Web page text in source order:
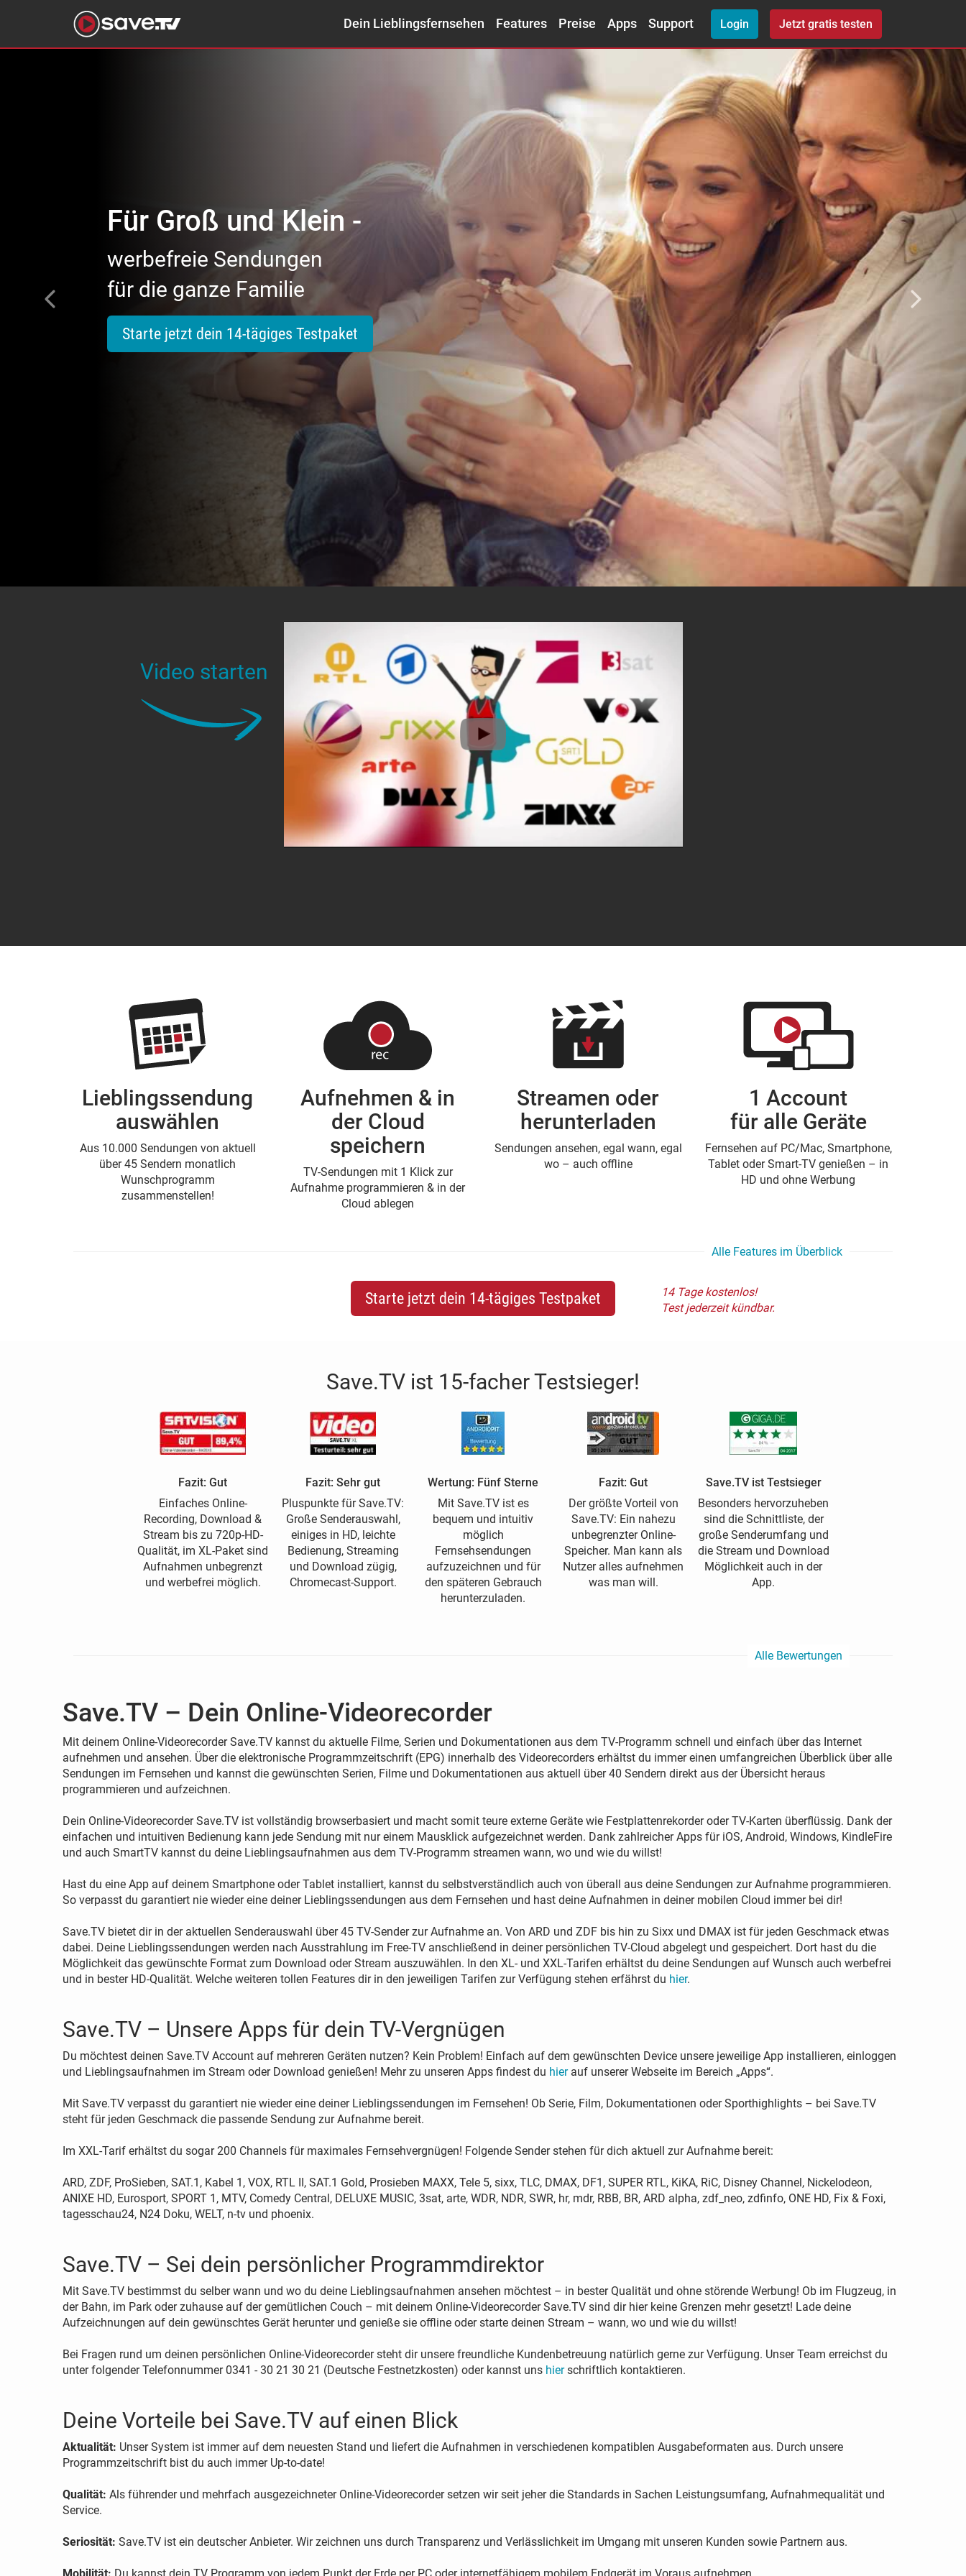
Dein Lieblingsfernsehen Features Preise Apps Support Login Jetzt gratis testen
Für begeisterte Filmeliebhaber –
tausende Topfilme
von Action bis Zeichentrick
Starte jetzt dein 14-tägiges Testpaket
Previous
Video starten
Lieblingssendung
auswählen
Aus 10.000 Sendungen von aktuell
über 45 Sendern monatlich
Wunschprogramm
zusammenstellen!
Aufnehmen & in
der Cloud
speichern
TV-Sendungen mit 1 Klick zur
Aufnahme programmieren & in der
Cloud ablegen
Streamen oder
herunterladen
Sendungen ansehen, egal wann, egal
wo – auch offline
1 Account
für alle Geräte
Fernsehen auf PC/Mac, Smartphone,
Tablet oder Smart-TV genießen – in
HD und ohne Werbung
Alle Features im Überblick
Starte jetzt dein 14-tägiges Testpaket
14 Tage kostenlos!
Test jederzeit kündbar.
Save.TV ist 15-facher Testsieger!
Fazit: Gut
Einfaches Online-
Recording, Download &
Stream bis zu 720p-HD-
Qualität, im XL-Paket sind
Aufnahmen unbegrenzt
und werbefrei möglich.
Fazit: Sehr gut
Pluspunkte für Save.TV:
Große Senderauswahl,
einiges in HD, leichte
Bedienung, Streaming
und Download zügig,
Chromecast-Support.
Wertung: Fünf Sterne
Mit Save.TV ist es
bequem und intuitiv
möglich
Fernsehsendungen
aufzuzeichnen und für
den späteren Gebrauch
herunterzuladen.
Fazit: Gut
Der größte Vorteil von
Save.TV: Ein nahezu
unbegrenzter Online-
Speicher. Man kann als
Nutzer alles aufnehmen
was man will.
Save.TV ist Testsieger
Besonders hervorzuheben
sind die Schnittliste, der
große Senderumfang und
die Stream und Download
Möglichkeit auch in der
App.
Alle Bewertungen
Save.TV – Dein Online-Videorecorder
Mit deinem Online-Videorecorder Save.TV kannst du aktuelle Filme, Serien und Dokumentationen aus dem TV-Programm schnell und einfach über das Internet
aufnehmen und ansehen. Über die elektronische Programmzeitschrift (EPG) innerhalb des Videorecorders erhältst du immer einen umfangreichen Überblick über alle
Sendungen im Fernsehen und kannst die gewünschten Serien, Filme und Dokumentationen aus aktuell über 40 Sendern direkt aus der Übersicht heraus
programmieren und aufzeichnen.
Dein Online-Videorecorder Save.TV ist vollständig browserbasiert und macht somit teure externe Geräte wie Festplattenrekorder oder TV-Karten überflüssig. Dank der
einfachen und intuitiven Bedienung kann jede Sendung mit nur einem Mausklick aufgezeichnet werden. Dank zahlreicher Apps für iOS, Android, Windows, KindleFire
und auch SmartTV kannst du deine Lieblingsaufnahmen aus dem TV-Programm streamen wann, wo und wie du willst!
Hast du eine App auf deinem Smartphone oder Tablet installiert, kannst du selbstverständlich auch von überall aus deine Sendungen zur Aufnahme programmieren.
So verpasst du garantiert nie wieder eine deiner Lieblingssendungen aus dem Fernsehen und hast deine Aufnahmen in deiner mobilen Cloud immer bei dir!
Save.TV bietet dir in der aktuellen Senderauswahl über 45 TV-Sender zur Aufnahme an. Von ARD und ZDF bis hin zu Sixx und DMAX ist für jeden Geschmack etwas
dabei. Deine Lieblingssendungen werden nach Ausstrahlung im Free-TV anschließend in deiner persönlichen TV-Cloud abgelegt und gespeichert. Dort hast du die
Möglichkeit das gewünschte Format zum Download oder Stream auszuwählen. In den XL- und XXL-Tarifen erhältst du deine Sendungen auf Wunsch auch werbefrei
und in bester HD-Qualität. Welche weiteren tollen Features dir in den jeweiligen Tarifen zur Verfügung stehen erfährst du hier.
Save.TV – Unsere Apps für dein TV-Vergnügen
Du möchtest deinen Save.TV Account auf mehreren Geräten nutzen? Kein Problem! Einfach auf dem gewünschten Device unsere jeweilige App installieren, einloggen
und Lieblingsaufnahmen im Stream oder Download genießen! Mehr zu unseren Apps findest du hierauf unserer Webseite im Bereich „Apps“.
Mit Save.TV verpasst du garantiert nie wieder eine deiner Lieblingssendungen im Fernsehen! Ob Serie, Film, Dokumentationen oder Sporthighlights – bei Save.TV
steht für jeden Geschmack die passende Sendung zur Aufnahme bereit.
Im XXL-Tarif erhältst du sogar 200 Channels für maximales Fernsehvergnügen! Folgende Sender stehen für dich aktuell zur Aufnahme bereit:
ARD, ZDF, ProSieben, SAT.1, Kabel 1, VOX, RTL II, SAT.1 Gold, Prosieben MAXX, Tele 5, sixx, TLC, DMAX, DF1, SUPER RTL, KiKA, RiC, Disney Channel, Nickelodeon,
ANIXE HD, Eurosport, SPORT 1, MTV, Comedy Central, DELUXE MUSIC, 3sat, arte, WDR, NDR, SWR, hr, mdr, RBB, BR, ARD alpha, zdf_neo, zdfinfo, ONE HD, Fix & Foxi,
tagesschau24, N24 Doku, WELT, n-tv und phoenix.
Save.TV – Sei dein persönlicher Programmdirektor
Mit Save.TV bestimmst du selber wann und wo du deine Lieblingsaufnahmen ansehen möchtest – in bester Qualität und ohne störende Werbung! Ob im Flugzeug, in
der Bahn, im Park oder zuhause auf der gemütlichen Couch – mit deinem Online-Videorecorder Save.TV sind dir hier keine Grenzen mehr gesetzt! Lade deine
Aufzeichnungen auf dein gewünschtes Gerät herunter und genieße sie offline oder starte deinen Stream – wann, wo und wie du willst!
Bei Fragen rund um deinen persönlichen Online-Videorecorder steht dir unsere freundliche Kundenbetreuung natürlich gerne zur Verfügung. Unser Team erreichst du
unter folgender Telefonnummer 0341 - 30 21 30 21 (Deutsche Festnetzkosten) oder kannst uns hierschriftlich kontaktieren.
Deine Vorteile bei Save.TV auf einen Blick
Aktualität: Unser System ist immer auf dem neuesten Stand und liefert die Aufnahmen in verschiedenen kompatiblen Ausgabeformaten aus. Durch unsere
Programmzeitschrift bist du auch immer Up-to-date!
Qualität: Als führender und mehrfach ausgezeichneter Online-Videorecorder setzen wir seit jeher die Standards in Sachen Leistungsumfang, Aufnahmequalität und
Service.
Seriosität: Save.TV ist ein deutscher Anbieter. Wir zeichnen uns durch Transparenz und Verlässlichkeit im Umgang mit unseren Kunden sowie Partnern aus.